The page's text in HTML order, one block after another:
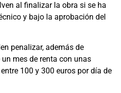
al finalizar la obra si se ha
y bajo la aprobación del
penalizar, además de
mes de renta con unas
100 y 300 euros por día de